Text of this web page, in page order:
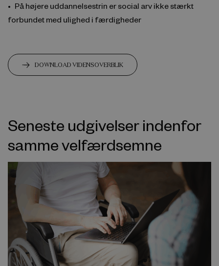
På højere uddannelsestrin er social arv ikke stærkt
forbundet med ulighed i færdigheder
DOWNLOAD VIDENSOVERBLIK
Seneste udgivelser indenfor
samme velfærdsemne